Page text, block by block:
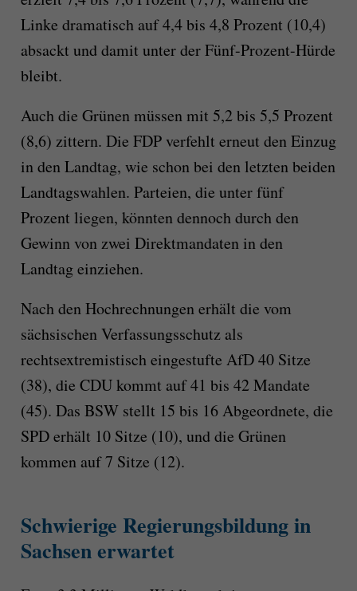
Linke dramatisch auf 4,4 bis 4,8 Prozent (10,4)
absackt und damit unter der Fünf-Prozent-Hürde
bleibt.
Auch die Grünen müssen mit 5,2 bis 5,5 Prozent
(8,6) zittern. Die FDP verfehlt erneut den Einzug
in den Landtag, wie schon bei den letzten beiden
Landtagswahlen. Parteien, die unter fünf
Prozent liegen, könnten dennoch durch den
Gewinn von zwei Direktmandaten in den
Landtag einziehen.
Nach den Hochrechnungen erhält die vom
sächsischen Verfassungsschutz als
rechtsextremistisch eingestufte AfD 40 Sitze
(38), die CDU kommt auf 41 bis 42 Mandate
(45). Das BSW stellt 15 bis 16 Abgeordnete, die
SPD erhält 10 Sitze (10), und die Grünen
kommen auf 7 Sitze (12).
Schwierige Regierungsbildung in
Sachsen erwartet